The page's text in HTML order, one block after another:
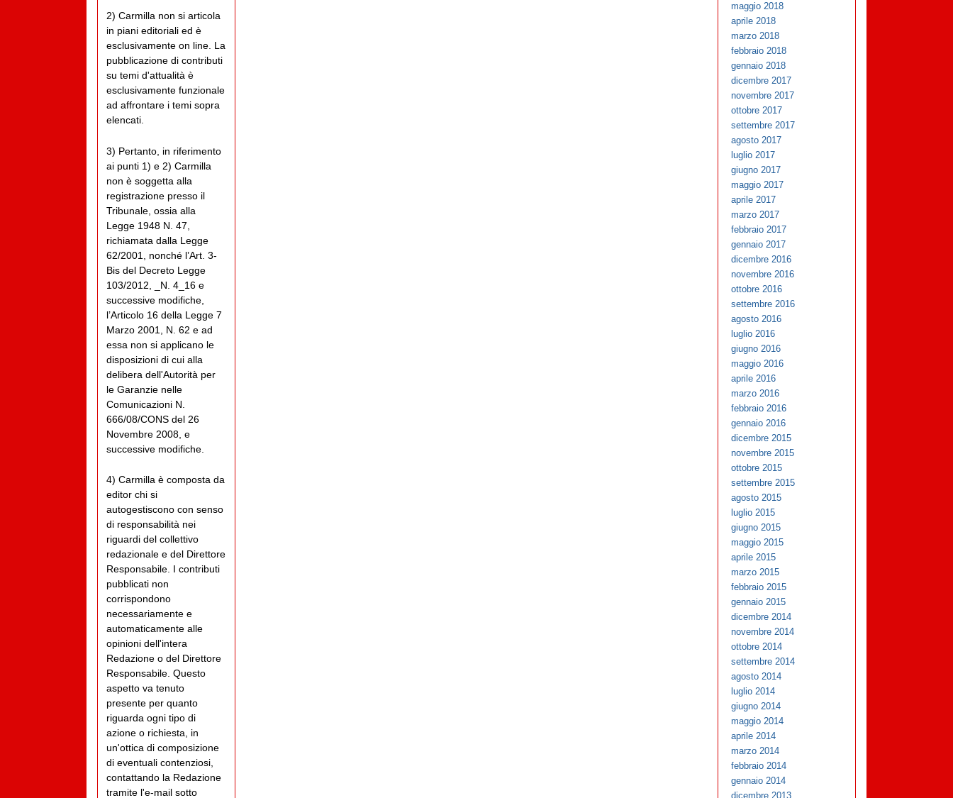
2) Carmilla non si articola
in piani editoriali ed è
esclusivamente on line. La
pubblicazione di contributi
su temi d'attualità è
esclusivamente funzionale
ad affrontare i temi sopra
elencati.
3) Pertanto, in riferimento
ai punti 1) e 2) Carmilla
non è soggetta alla
registrazione presso il
Tribunale, ossia alla
Legge 1948 N. 47,
richiamata dalla Legge
62/2001, nonché l’Art. 3-
Bis del Decreto Legge
103/2012, _N. 4_16 e
successive modifiche,
l’Articolo 16 della Legge 7
Marzo 2001, N. 62 e ad
essa non si applicano le
disposizioni di cui alla
delibera dell'Autorità per
le Garanzie nelle
Comunicazioni N.
666/08/CONS del 26
Novembre 2008, e
successive modifiche.
4) Carmilla è composta da
editor chi si
autogestiscono con senso
di responsabilità nei
riguardi del collettivo
redazionale e del Direttore
Responsabile. I contributi
pubblicati non
corrispondono
necessariamente e
automaticamente alle
opinioni dell'intera
Redazione o del Direttore
Responsabile. Questo
aspetto va tenuto
presente per quanto
riguarda ogni tipo di
azione o richiesta, in
un'ottica di composizione
di eventuali contenziosi,
contattando la Redazione
tramite l'e-mail sotto
maggio 2018
aprile 2018
marzo 2018
febbraio 2018
gennaio 2018
dicembre 2017
novembre 2017
ottobre 2017
settembre 2017
agosto 2017
luglio 2017
giugno 2017
maggio 2017
aprile 2017
marzo 2017
febbraio 2017
gennaio 2017
dicembre 2016
novembre 2016
ottobre 2016
settembre 2016
agosto 2016
luglio 2016
giugno 2016
maggio 2016
aprile 2016
marzo 2016
febbraio 2016
gennaio 2016
dicembre 2015
novembre 2015
ottobre 2015
settembre 2015
agosto 2015
luglio 2015
giugno 2015
maggio 2015
aprile 2015
marzo 2015
febbraio 2015
gennaio 2015
dicembre 2014
novembre 2014
ottobre 2014
settembre 2014
agosto 2014
luglio 2014
giugno 2014
maggio 2014
aprile 2014
marzo 2014
febbraio 2014
gennaio 2014
dicembre 2013